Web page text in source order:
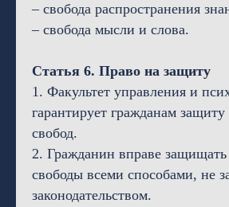
– свобода распространения
– свобода мысли и слова.
Статья 6. Право на защиту
1. Факультет управления и
гарантирует гражданам
свобод.
2. Гражданин вправе защищать
свободы всеми способами, не
законодательством.